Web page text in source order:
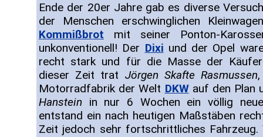
Ende der 20er Jahre gab es diverse
der Menschen erschwinglichen
Kommißbrot mit seiner Ponton-
unkonventionell! Der Dixi und der Opel
recht stark und für die Masse der
dieser Zeit trat Jörgen Skafte Rasmussen
Motorradfabrik der Welt DKWauf den Plan
Hanstein in nur 6 Wochen ein völlig
entstand ein nach heutigen Maßstäben
Zeit jedoch sehr fortschrittliches Fahrzeug.